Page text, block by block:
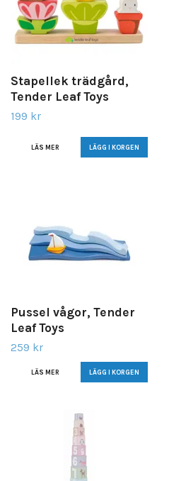
Stapellek trädgård,
Tender Leaf Toys
199 kr
LÄS MER
Pussel vågor, Tender
Leaf Toys
259 kr
LÄS MER